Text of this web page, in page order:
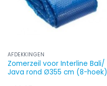
AFDEKKINGEN
Zomerzeil voor Interline Bali/
Java rond Ø355 cm (8-hoek)